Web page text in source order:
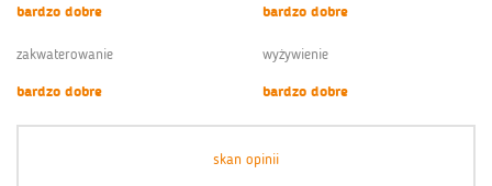
bardzo dobre
bardzo dobre
zakwaterowanie
bardzo dobre
wyżywienie
bardzo dobre
skan opinii